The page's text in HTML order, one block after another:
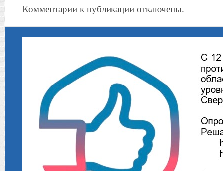
Комментарии к публикации отключены.